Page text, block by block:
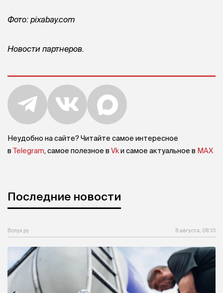
Фото: pixabay.com
Новости партнеров.
Неудобно на сайте? Читайте самое интересное
в Telegram, самое полезное в Vkи самое актуальное в MAX
Последние новости
Вслух.ру 8 августа, 08:10